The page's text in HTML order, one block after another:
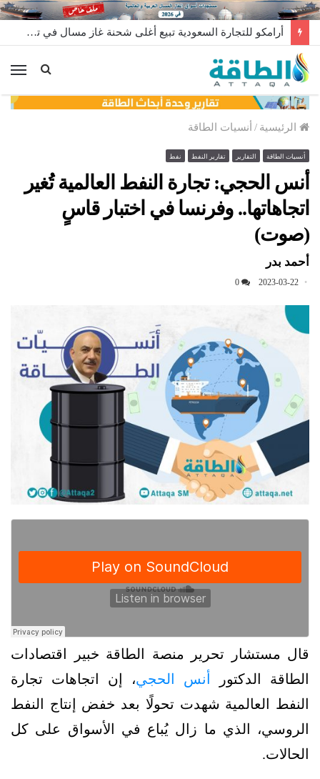
أرامكو للتجارة السعودية تبيع أغلى شحنة غاز مسال في تاريخها
الرئيسية / أنسيات الطاقة
أنسيات الطاقة التقارير تقارير النفط نفط
أنس الحجي: تجارة النفط العالمية تُغير
اتجاهاتها.. وفرنسا في اختبار قاسٍ
(صوت)
أحمد بدر
2023-03-22
0
قال مستشار تحرير منصة الطاقة خبير اقتصادات
الطاقة الدكتور أنس الحجي، إن اتجاهات تجارة
النفط العالمية شهدت تحولًا بعد خفض إنتاج النفط
الروسي، الذي ما زال يُباع في الأسواق على كل
الحالات.